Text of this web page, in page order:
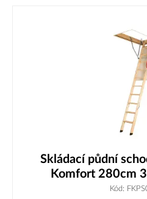
Skládací půdní
Komfort 280cm
Kód: